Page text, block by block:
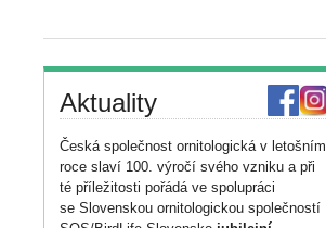
Aktuality
Česká společnost ornitologická v letošním
roce slaví 100. výročí svého vzniku a při
té příležitosti pořádá ve spolupráci
se Slovenskou ornitologickou společností